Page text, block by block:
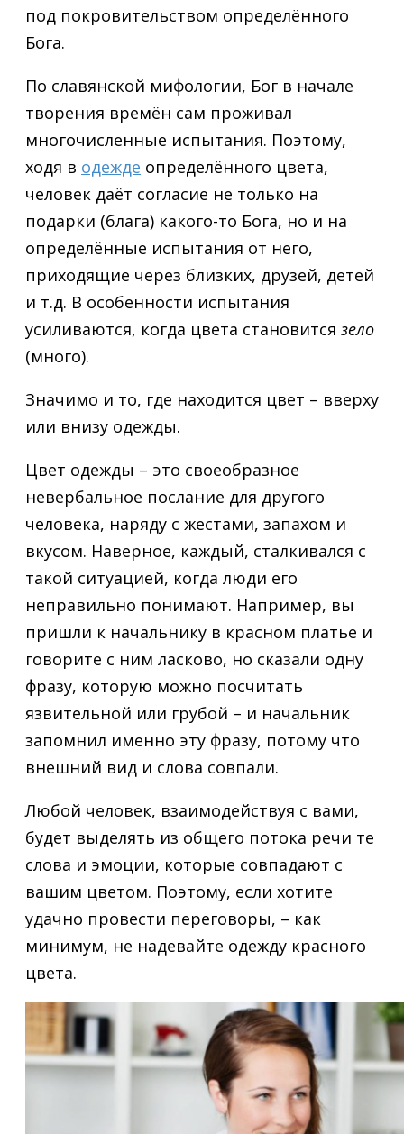
под покровительством определённого
Бога.
По славянской мифологии, Бог в начале
творения времён сам проживал
многочисленные испытания. Поэтому,
ходя в одежде определённого цвета,
человек даёт согласие не только на
подарки (блага) какого-то Бога, но и на
определённые испытания от него,
приходящие через близких, друзей, детей
и т.д. В особенности испытания
усиливаются, когда цвета становится зело
(много).
Значимо и то, где находится цвет – вверху
или внизу одежды.
Цвет одежды – это своеобразное
невербальное послание для другого
человека, наряду с жестами, запахом и
вкусом. Наверное, каждый, сталкивался с
такой ситуацией, когда люди его
неправильно понимают. Например, вы
пришли к начальнику в красном платье и
говорите с ним ласково, но сказали одну
фразу, которую можно посчитать
язвительной или грубой – и начальник
запомнил именно эту фразу, потому что
внешний вид и слова совпали.
Любой человек, взаимодействуя с вами,
будет выделять из общего потока речи те
слова и эмоции, которые совпадают с
вашим цветом. Поэтому, если хотите
удачно провести переговоры, – как
минимум, не надевайте одежду красного
цвета.